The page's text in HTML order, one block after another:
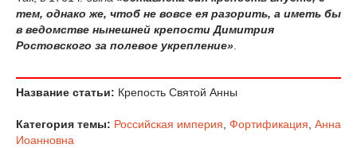
тем, однако же, чтоб не вовсе ея разорить, а иметь бы
в ведомстве нынешней крепости Димитрия
Ростовского за полевое укрепление».
Название статьи: Крепость Святой Анны
Категория темы: Российская империя Фортификация Анна
Иоанновна